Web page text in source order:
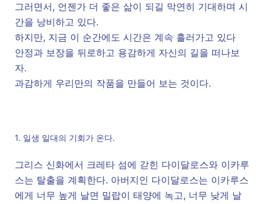
그러면서, 언젠가 더 좋은 삶이 되길 막연히 기대하며 시
간을 낭비하고 있다.
하지만, 지금 이 순간에도 시간은 계속 흘러가고 있다
안정과 보장을 뒤로하고 용감하게 자신의 길을 떠나보
자.
과감하게 우리만의 작품을 만들어 보는 것이다.
1. 일생 일대의 기회가 온다.
그리스 신화에서 크레타 섬에 갇힌 다이달로스와 이카루
스는 탈출을 계획한다. 아버지인 다이달로스는 이카루스
에게 너무 높게 날면 밀랍이 태양에 녹고, 너무 낮게 날